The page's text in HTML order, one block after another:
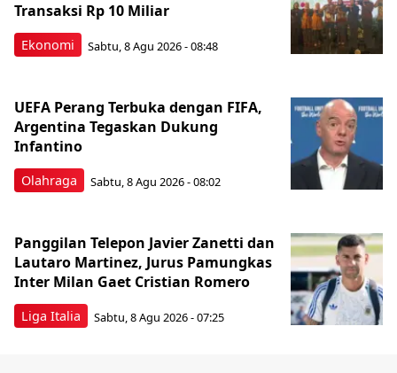
Ekonomi
Transaksi Rp 10 Miliar
Sabtu, 8 Agu 2026 - 08:48
Olahraga
UEFA Perang Terbuka dengan FIFA,
Argentina Tegaskan Dukung
Infantino
Sabtu, 8 Agu 2026 - 08:02
Liga Italia
Panggilan Telepon Javier Zanetti dan
Lautaro Martinez, Jurus Pamungkas
Inter Milan Gaet Cristian Romero
Sabtu, 8 Agu 2026 - 07:25